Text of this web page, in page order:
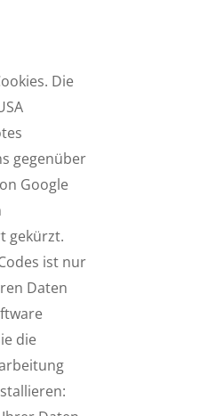
Die
gegenüber
Google
gekürzt.
ist nur
Daten
die